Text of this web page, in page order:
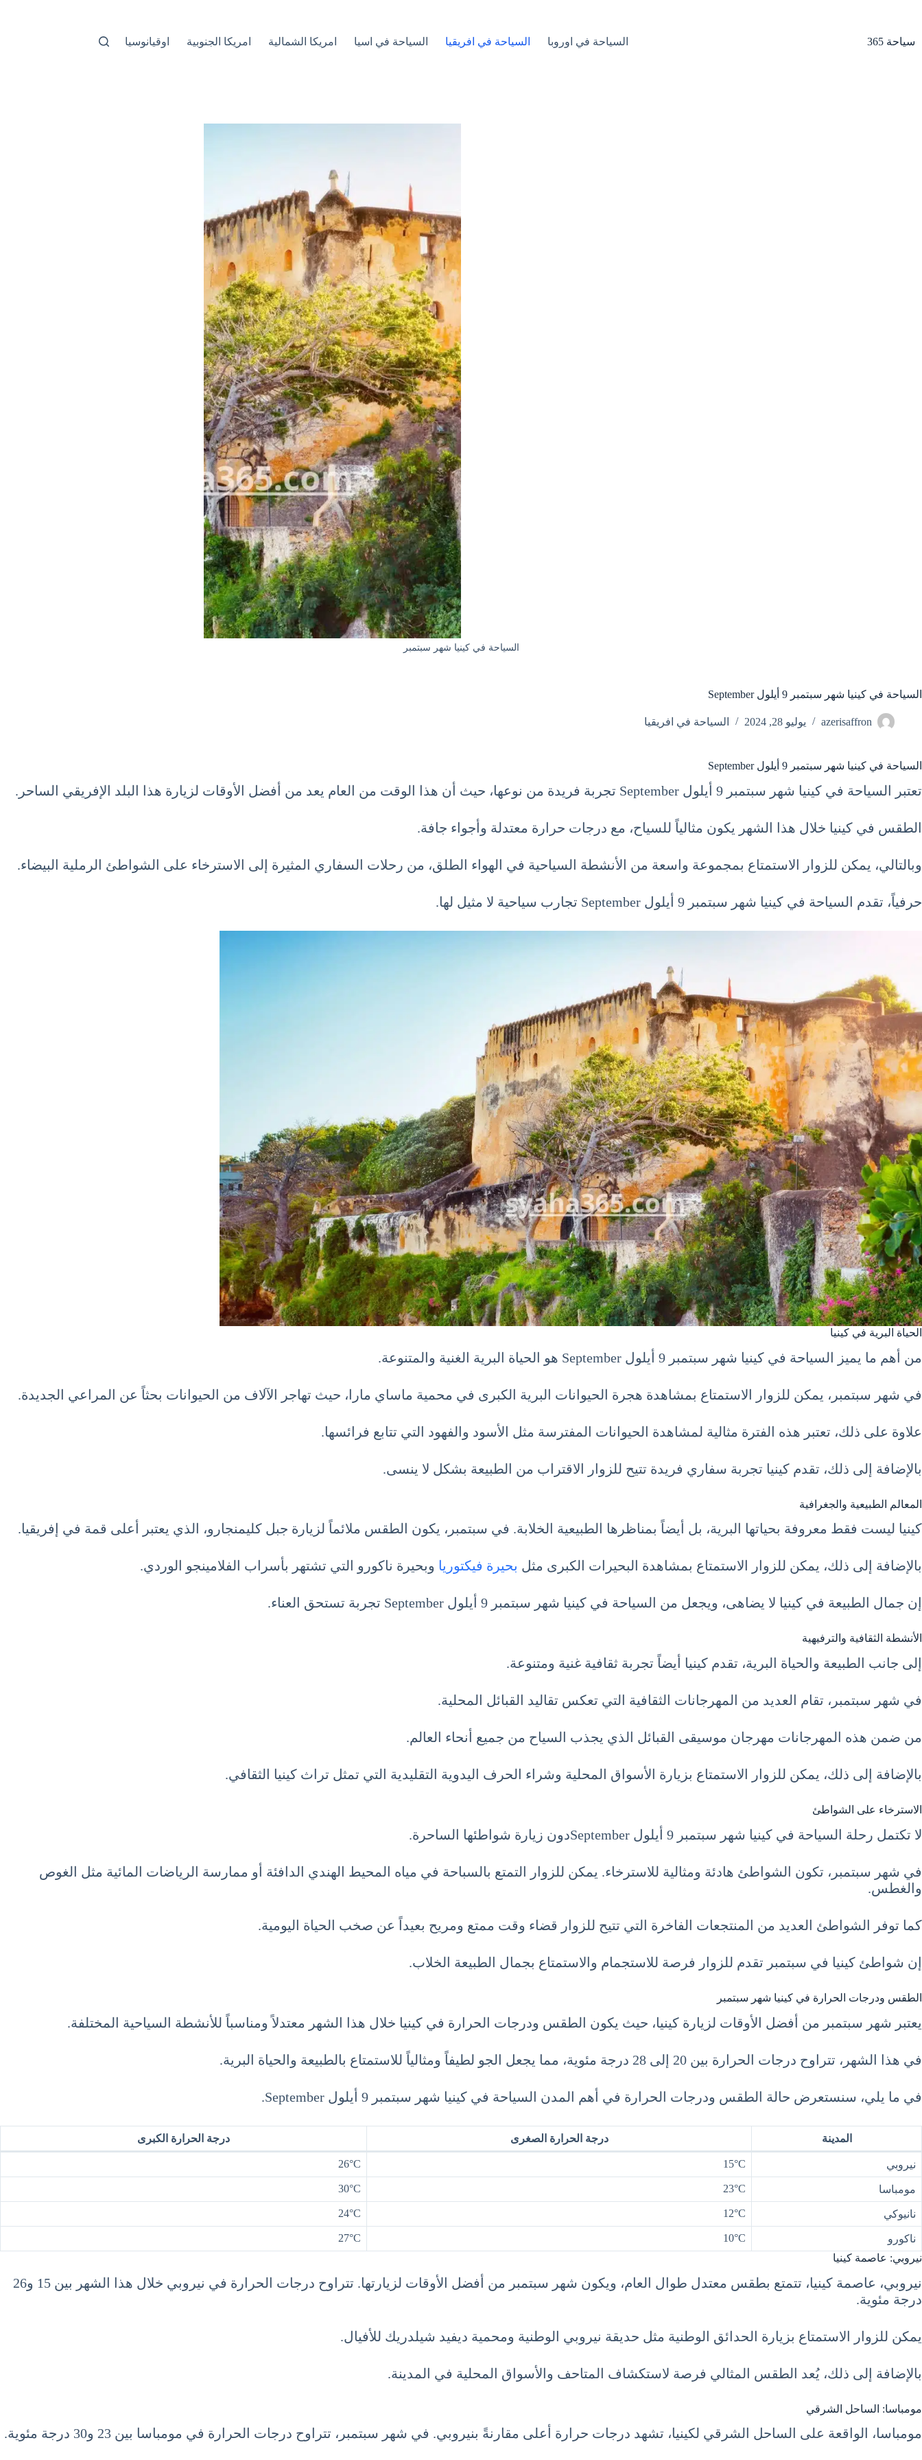
سياحة 365 السياحة في اوروبا السياحة في افريقيا السياحة في اسيا امريكا الشمالية امريكا الجنوبية اوقيانوسيا
السياحة في كينيا شهر سبتمبر
السياحة في كينيا شهر سبتمبر 9 أيلول September
azerisaffron يوليو 28, 2024 السياحة في افريقيا
السياحة في كينيا شهر سبتمبر 9 أيلول September
تعتبر السياحة في كينيا شهر سبتمبر 9 أيلول September تجربة فريدة من نوعها، حيث أن هذا الوقت من العام يعد من أفضل الأوقات لزيارة هذا البلد الإفريقي الساحر.
الطقس في كينيا خلال هذا الشهر يكون مثالياً للسياح، مع درجات حرارة معتدلة وأجواء جافة.
وبالتالي، يمكن للزوار الاستمتاع بمجموعة واسعة من الأنشطة السياحية في الهواء الطلق، من رحلات السفاري المثيرة إلى الاسترخاء على الشواطئ الرملية البيضاء.
حرفياً، تقدم السياحة في كينيا شهر سبتمبر 9 أيلول September تجارب سياحية لا مثيل لها.
الحياة البرية في كينيا
من أهم ما يميز السياحة في كينيا شهر سبتمبر 9 أيلول September هو الحياة البرية الغنية والمتنوعة.
في شهر سبتمبر، يمكن للزوار الاستمتاع بمشاهدة هجرة الحيوانات البرية الكبرى في محمية ماساي مارا، حيث تهاجر الآلاف من الحيوانات بحثاً عن المراعي الجديدة.
علاوة على ذلك، تعتبر هذه الفترة مثالية لمشاهدة الحيوانات المفترسة مثل الأسود والفهود التي تتابع فرائسها.
بالإضافة إلى ذلك، تقدم كينيا تجربة سفاري فريدة تتيح للزوار الاقتراب من الطبيعة بشكل لا ينسى.
المعالم الطبيعية والجغرافية
كينيا ليست فقط معروفة بحياتها البرية، بل أيضاً بمناظرها الطبيعية الخلابة. في سبتمبر، يكون الطقس ملائماً لزيارة جبل كليمنجارو، الذي يعتبر أعلى قمة في إفريقيا.
بالإضافة إلى ذلك، يمكن للزوار الاستمتاع بمشاهدة البحيرات الكبرى مثل بحيرة فيكتوريا وبحيرة ناكورو التي تشتهر بأسراب الفلامينجو الوردي.
إن جمال الطبيعة في كينيا لا يضاهى، ويجعل من السياحة في كينيا شهر سبتمبر 9 أيلول September تجربة تستحق العناء.
الأنشطة الثقافية والترفيهية
إلى جانب الطبيعة والحياة البرية، تقدم كينيا أيضاً تجربة ثقافية غنية ومتنوعة.
في شهر سبتمبر، تقام العديد من المهرجانات الثقافية التي تعكس تقاليد القبائل المحلية.
من ضمن هذه المهرجانات مهرجان موسيقى القبائل الذي يجذب السياح من جميع أنحاء العالم.
بالإضافة إلى ذلك، يمكن للزوار الاستمتاع بزيارة الأسواق المحلية وشراء الحرف اليدوية التقليدية التي تمثل تراث كينيا الثقافي.
الاسترخاء على الشواطئ
لا تكتمل رحلة السياحة في كينيا شهر سبتمبر 9 أيلول Septemberدون زيارة شواطئها الساحرة.
في شهر سبتمبر، تكون الشواطئ هادئة ومثالية للاسترخاء. يمكن للزوار التمتع بالسباحة في مياه المحيط الهندي الدافئة أو ممارسة الرياضات المائية مثل الغوص
والغطس.
كما توفر الشواطئ العديد من المنتجعات الفاخرة التي تتيح للزوار قضاء وقت ممتع ومريح بعيداً عن صخب الحياة اليومية.
إن شواطئ كينيا في سبتمبر تقدم للزوار فرصة للاستجمام والاستمتاع بجمال الطبيعة الخلاب.
الطقس ودرجات الحرارة في كينيا شهر سبتمبر
يعتبر شهر سبتمبر من أفضل الأوقات لزيارة كينيا، حيث يكون الطقس ودرجات الحرارة في كينيا خلال هذا الشهر معتدلاً ومناسباً للأنشطة السياحية المختلفة.
في هذا الشهر، تتراوح درجات الحرارة بين 20 إلى 28 درجة مئوية، مما يجعل الجو لطيفاً ومثالياً للاستمتاع بالطبيعة والحياة البرية.
في ما يلي، سنستعرض حالة الطقس ودرجات الحرارة في أهم المدن السياحة في كينيا شهر سبتمبر 9 أيلول September.
المدينة درجة الحرارة الصغرى درجة الحرارة الكبرى
نيروبي 15°C
26°C
مومباسا 23°C
30°C
نانيوكي 12°C
24°C
ناكورو 10°C
27°C
نيروبي: عاصمة كينيا
نيروبي، عاصمة كينيا، تتمتع بطقس معتدل طوال العام، ويكون شهر سبتمبر من أفضل الأوقات لزيارتها. تتراوح درجات الحرارة في نيروبي خلال هذا الشهر بين 15 و26
درجة مئوية.
يمكن للزوار الاستمتاع بزيارة الحدائق الوطنية مثل حديقة نيروبي الوطنية ومحمية ديفيد شيلدريك للأفيال.
بالإضافة إلى ذلك، يُعد الطقس المثالي فرصة لاستكشاف المتاحف والأسواق المحلية في المدينة.
مومباسا: الساحل الشرقي
مومباسا، الواقعة على الساحل الشرقي لكينيا، تشهد درجات حرارة أعلى مقارنةً بنيروبي. في شهر سبتمبر، تتراوح درجات الحرارة في مومباسا بين 23 و30 درجة مئوية.